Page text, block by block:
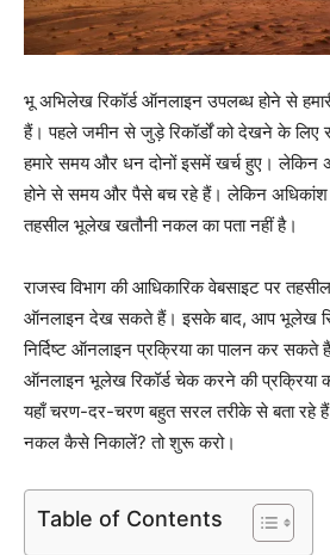
भू अभिलेख रिकॉर्ड ऑनलाइन उपलब्ध होने से
हैं। पहले जमीन से जुड़े रिकॉर्डों को देखने के लिए
हमारे समय और धन दोनों इसमें खर्च हुए। लेकिन
होने से समय और पैसे बच रहे हैं। लेकिन अधिकांश
तहसील भूलेख खतौनी नकल का पता नहीं है।
राजस्व विभाग की आधिकारिक वेबसाइट पर
ऑनलाइन देख सकते हैं। इसके बाद, आप भूलेख
निर्दिष्ट ऑनलाइन प्रक्रिया का पालन कर
ऑनलाइन भूलेख रिकॉर्ड चेक करने की प्रक्रिया
यहाँ चरण-दर-चरण बहुत सरल तरीके से बता रहे
नकल कैसे निकालें? तो शुरू करो।
Table of Contents